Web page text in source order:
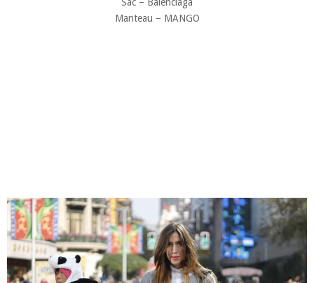
Manteau – MANGO